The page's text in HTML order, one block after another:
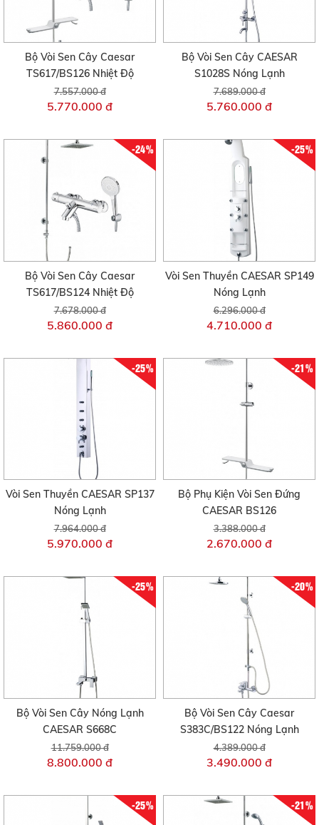
Bộ Vòi Sen Cây Caesar
TS617/BS126 Nhiệt Độ
7.557.000 đ
5.770.000 đ
Bộ Vòi Sen Cây CAESAR
S1028S Nóng Lạnh
7.689.000 đ
5.760.000 đ
-24%
Bộ Vòi Sen Cây Caesar
TS617/BS124 Nhiệt Độ
7.678.000 đ
5.860.000 đ
-25%
Vòi Sen Thuyền CAESAR SP149
Nóng Lạnh
6.296.000 đ
4.710.000 đ
-25%
Vòi Sen Thuyền CAESAR SP137
Nóng Lạnh
7.964.000 đ
5.970.000 đ
-21%
Bộ Phụ Kiện Vòi Sen Đứng
CAESAR BS126
3.388.000 đ
2.670.000 đ
-25%
Bộ Vòi Sen Cây Nóng Lạnh
CAESAR S668C
11.759.000 đ
8.800.000 đ
-20%
Bộ Vòi Sen Cây Caesar
S383C/BS122 Nóng Lạnh
4.389.000 đ
3.490.000 đ
-25% -21%